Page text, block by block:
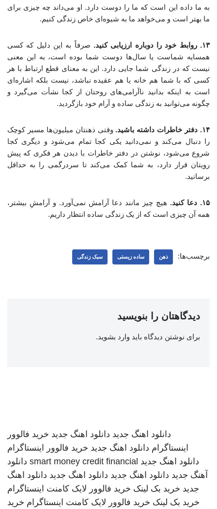
به ما داده این است که ما را دوست دارد. او می‌داند چه چیزی برای
ما بهتر است و می‌خواهد ما به شیوه‌ای خاص زندگی کنیم.
۱۳. روابط خود را دوباره ارزیابی کنید.
صرفاً به این دلیل که کسی
همسایه شماست یا سال‌ها دوست شما بوده است، به این معنی
نیست که در زندگی شما جایی دارد. این به معنای قطع ارتباط با هر
کسی که با شما هم خانه یا هم عقیده نباشد، نیست بلکه اشاره‌ای
است به اینکه بدانید ناآرامی‌های روحتان از کجا نشأت می‌گیرد و
چگونه می‌توانید به زندگی ساده و آرام خود بازگردید.
۱۴. دفتر خاطرات داشته باشید.
وقتی ذهنتان میلیون‌ها مسیر کوچک
را دنبال می‌کند و نمی‌دانید یکی کجا تمام می‌شود و دیگری کجا
شروع می‌شود، نوشتن در دفتر خاطرات با دیدن هر فکری که پیش
رویتان قرار دارد، به شما کمک می‌کند تا سردرگمی را به حداقل
برسانید.
۱۵. دعا کنید.
هیچ چیز مانند دعا آرامش نمی‌آورد. و آرامشِ بیشتر،
همه آن چیزی است که از یک زندگی ساده انتظار داریم.
برچسب‌ها: ذهن ساده زیستی سبک زندگی
دیدگاهتان را بنویسید
برای نوشتن دیدگاه باید وارد بشوید.
دانلود اهنگ جدید دانلود اهنگ جدید خرید فالوور
اینستاگرام دانلود اهنگ جدید خرید فالوور اینستاگرام
دانلود اهنگ جدید smart money credit financial دانلود
آهنگ جدید دانلود اهنگ جدید دانلود اهنگ جدید دانلود اهنگ
جدید خرید بک لینک خرید فالوور لایک کامنت اینستاگرام
خرید بک لینک خرید فالوور لایک کامنت اینستاگرام خرید